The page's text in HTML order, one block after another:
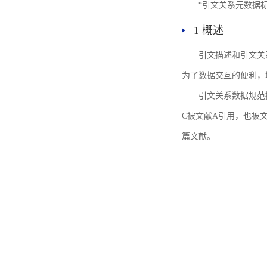
“引文关系元数据
1 概述
引文描述和引文
为了数据交互的便利
引文关系数据规
C被文献A引用，也被
篇文献。